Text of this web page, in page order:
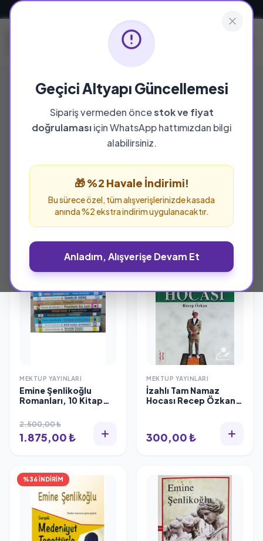
Geçici Altyapı Güncellemesi
Sipariş vermeden öncestok ve fiyat
doğrulamasıiçin WhatsApp hattımızdan bilgi
alabilirsiniz.
🎁 %2 Havale İndirimi!
Bu sürece özel, tüm alışverişlerinizde kasada
anında %2 ekstra indirim uygulanacaktır.
Anladım, Alışverişe Devam Et
YAYINEVI
Mektup Yayınları
Mektup Yayınları yayınevine ait tüm eserleri bu
sayfada inceleyebilir ve güvenle sipariş
MEKTUP YAYINLARI
Emine Şenlikoğlu
Romanları, 10 Kitap
2.500,00 ₺
1.875,00 ₺
MEKTUP YAYINLARI
İzahlı Tam Namaz
Hocası Recep Özkan
300,00 ₺
%36 İNDİRİM